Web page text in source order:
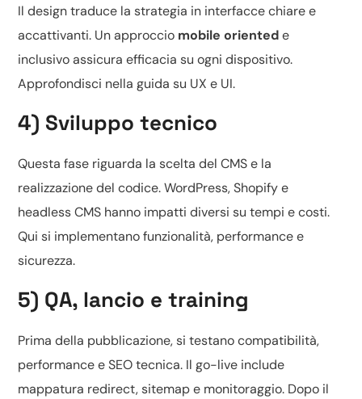
Il design traduce la strategia in interfacce chiare e
accattivanti. Un approccio mobile orientede
inclusivo assicura efficacia su ogni dispositivo.
Approfondisci nella guida su UX e UI.
4) Sviluppo tecnico
Questa fase riguarda la scelta del CMS e la
realizzazione del codice.WordPress, Shopify e
headless CMS hanno impatti diversi su tempi e costi.
Qui si implementano funzionalità, performance e
sicurezza.
5) QA, lancio e training
Prima della pubblicazione, si testano compatibilità,
performance e SEO tecnica. Il go-live include
mappatura redirect, sitemap e monitoraggio. Dopo il